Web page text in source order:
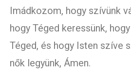
Imádkozom, hogy szívünk
hogy Téged keressünk,
Téged, és hogy Isten szíve
nők legyünk, Ámen.